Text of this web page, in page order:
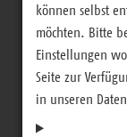
können selbst
möchten. Bitte
Einstellungen
Seite zur
in unseren